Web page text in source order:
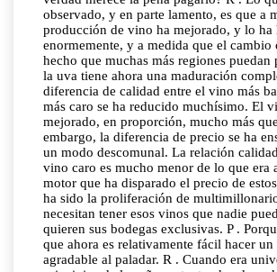
observado, y en parte lamento, es que a
producción de vino ha mejorado, y lo ha
enormemente, y a medida que el cambio
hecho que muchas más regiones
la uva tiene ahora una maduración
diferencia de calidad entre el vino más
más caro se ha reducido muchísimo. El
mejorado, en proporción, mucho más
embargo, la diferencia de precio se ha
un modo descomunal. La relación
vino caro es mucho menor de lo que era
motor que ha disparado el precio de
ha sido la proliferación de
necesitan tener esos vinos que nadie
quieren sus bodegas exclusivas. P .
que ahora es relativamente fácil hacer
agradable al paladar. R . Cuando era